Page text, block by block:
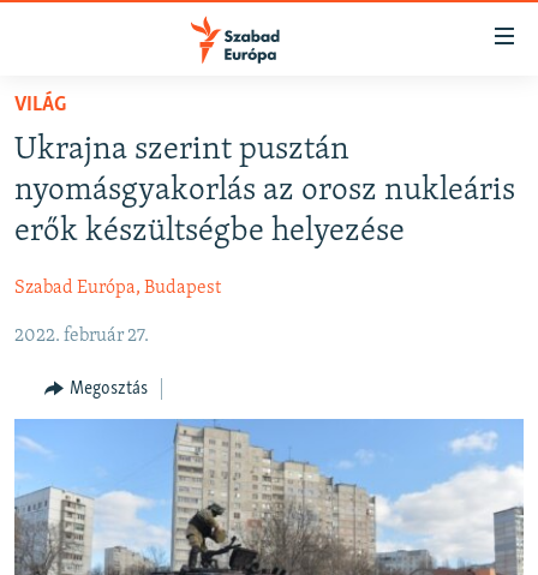
Akadálymentes
Ugrás
oldalra
Ugrás
tartalomjegyzékre
NAPIRENDEN
AKTUÁLIS
PODCASTOK
ELEMZŐ
NER15
SZABADON
TÁRSADALOM
DEMOKRÁCIA
A PÉNZ NYOMÁBAN
EURÓPAI UNIÓ
VILÁG
Ukrajna szerint pusztán
nyomásgyakorlás az orosz nukleáris
erők készültségbe helyezése
Szabad Európa, Budapest
2022. február 27.
Megosztás
FELIRATKOZÁS
Spotify